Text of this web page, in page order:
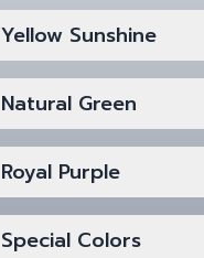
Yellow Sunshine
Natural Green
Royal Purple
Special Colors